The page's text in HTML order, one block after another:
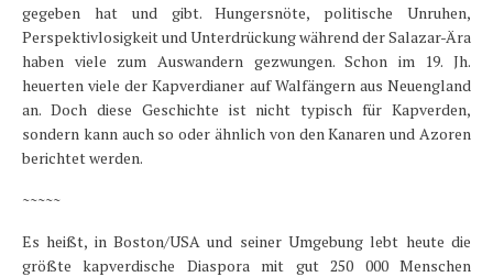
gegeben hat und gibt. Hungersnöte, politische Unruhen,
Perspektivlosigkeit und Unterdrückung während der Salazar-Ära
haben viele zum Auswandern gezwungen. Schon im 19. Jh.
heuerten viele der Kapverdianer auf Walfängern aus Neuengland
an. Doch diese Geschichte ist nicht typisch für Kapverden,
sondern kann auch so oder ähnlich von den Kanaren und Azoren
berichtet werden.
~~~~~
Es heißt, in Boston/USA und seiner Umgebung lebt heute die
größte kapverdische Diaspora mit gut 250 000 Menschen